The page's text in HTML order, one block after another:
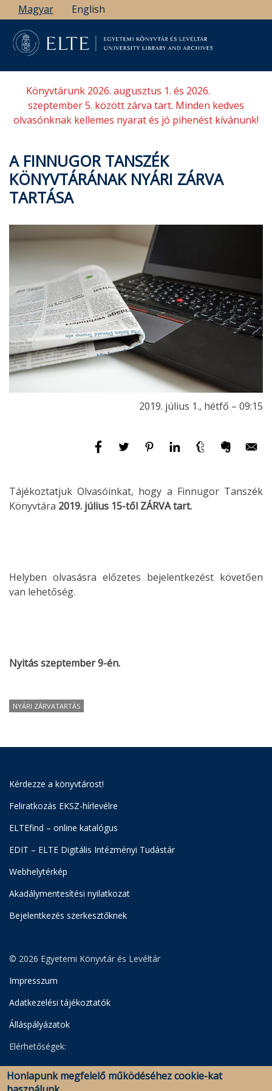
Ugrás
a
tartalomra
Magyar English
Könyvtárunk 2026. augusztus 1. és 2026.
szeptember 5. között zárva tart. Minden kedves
olvasónknak kellemes nyarat és jó pihenést kívánunk!
A FINNUGOR TANSZÉK
KÖNYVTÁRÁNAK NYÁRI ZÁRVA
TARTÁSA
2019. július 1., hétfő – 09:15
Tájékoztatjuk Olvasóinkat, hogy a Finnugor Tanszék
Könyvtára 2019. július 15-től ZÁRVA tart.
Helyben olvasásra előzetes bejelentkezést követően
van lehetőség.
Nyitás szeptember 9-én.
NYÁRI ZÁRVATARTÁS
Kérdezze a könyvtárost!
Feliratkozás EKSZ-hírlevélre
ELTEfind – online katalógus
EDIT – ELTE Digitális Intézményi Tudástár
Webhelytérkép
Akadálymentesítési nyilatkozat
Bejelentkezés szerkesztőknek
© 2026 Egyetemi Könyvtár és Levéltár
Impresszum
Adatkezelési tájékoztatók
Álláspályázatok
Elérhetőségek:
Egyetemi Könyvtár
Levéltár
Honlapunk megfelelő működéséhez cookie-kat